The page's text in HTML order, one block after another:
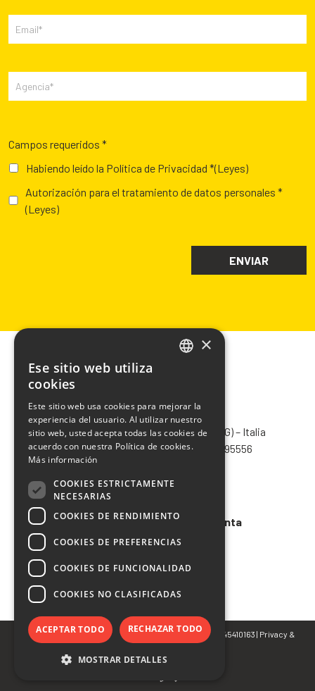
Campos requeridos *
Habiendo leído la Política de Privacidad *(Leyes)
Autorización para el tratamiento de datos personales *
(Leyes)
CHIMIVER PANSERI S.p.A.
Via Bergamo, 1401 – 24030 Pontida (BG) – Italia
Tel. +39 035 795031– Fax +39 035 795556
Condiciones generales de venta
Codigo etico
© Copyright 2022 CHIMIVER PANSERI S.p.A. | P.IVA 02745410163 | Privacy &
FRENCH
SPANISH
×
Ese sitio web utiliza
cookies
Este sitio web usa cookies para mejorar la
experiencia del usuario. Al utilizar nuestro
sitio web, usted acepta todas las cookies de
acuerdo con nuestra Política de cookies.
Más información
COOKIES ESTRICTAMENTE
NECESARIAS
COOKIES DE RENDIMIENTO
COOKIES DE PREFERENCIAS
COOKIES DE FUNCIONALIDAD
COOKIES NO CLASIFICADAS
ACEPTAR TODO RECHAZAR TODO
MOSTRAR DETALLES